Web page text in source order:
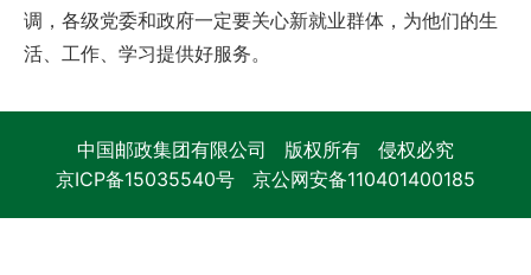
调，各级党委和政府一定要关心新就业群体，为他们的生
活、工作、学习提供好服务。
中国邮政集团有限公司 版权所有 侵权必究
京ICP备15035540号 京公网安备110401400185